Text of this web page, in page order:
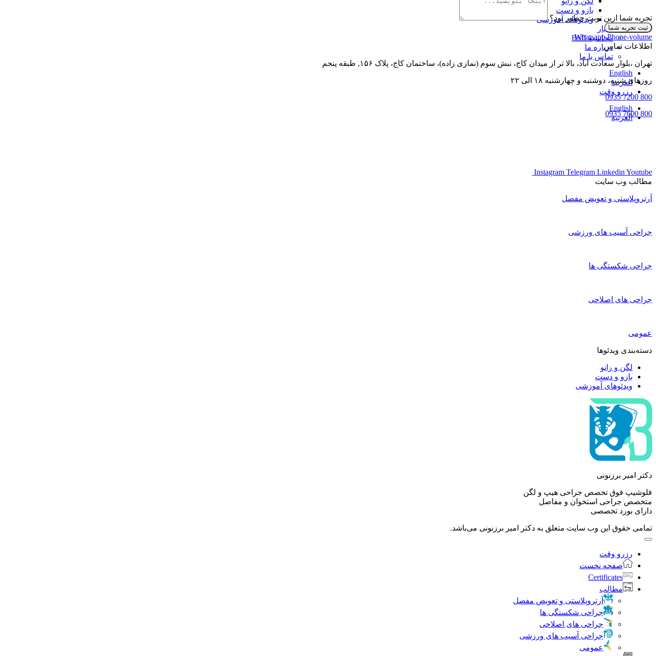
بازو و دست
ویدئوهای آموزشی
اخبار
محاسبه BMI
درباره ما
تماس با ما
English
العربية
رزرو وقت
English
العربية
تجربه شما ازین نوبت چطور بود؟
ثبت تجربه شما
Whatsapp Phone-volume
اطلاعات تماس
تهران ،بلوار سعادت آباد، بالا تر از میدان کاج، نبش سوم (نمازی زاده)، ساختمان کاج، پلاک ۱۵۶, طبقه پنجم
روزهای شنبه‌، دوشنبه و چهارشنبه ۱۸ الی ۲۲
800 7200 0935
800 7600 0935
Instagram Telegram Linkedin Youtube
مطالب وب سایت
آرتروپلاستی و تعویض مفصل
جراحی آسیب های ورزشی
جراحی شکستگی ها
جراحی های اصلاحی
عمومی
دسته‌بندی ویدئوها
لگن و زانو
بازو و دست
ویدئوهای آموزشی
دکتر امیر برزنونی
فلوشیپ فوق تخصص جراحی هیپ و لگن
متخصص جراحی استخوان و مفاصل
دارای بورد تخصصی
تمامی حقوق این وب سایت متعلق به دکتر امیر برزنونی می‌باشد.
رزرو وقت
صفحه نخست
Certificates
مطالب
آرتروپلاستی و تعویض مفصل
جراحی شکستگی ها
جراحی های اصلاحی
جراحی آسیب های ورزشی
عمومی